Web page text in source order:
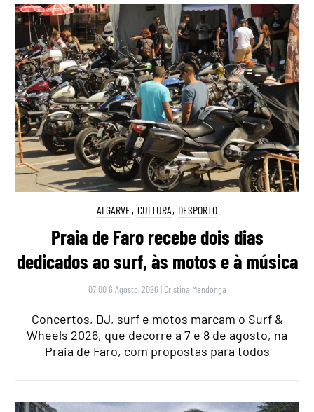
ALGARVE, CULTURA, DESPORTO
Praia de Faro recebe dois dias
dedicados ao surf, às motos e à música
07:00 6 Agosto, 2026 | Cristina Mendonça
Concertos, DJ, surf e motos marcam o Surf &
Wheels 2026, que decorre a 7 e 8 de agosto, na
Praia de Faro, com propostas para todos